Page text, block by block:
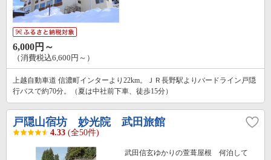
6,000円～
（消費税込6,600円～）
上越自動車道 信濃町インターより22km。ＪＲ長野駅よりバードライン戸隠
行バスで約70分。（夏は中社前下車、徒歩15分）
戸隠山宿坊 妙光院 武田旅館
4.33 (全50件)
武田信玄ゆかりの萱葺屋根 何泊して